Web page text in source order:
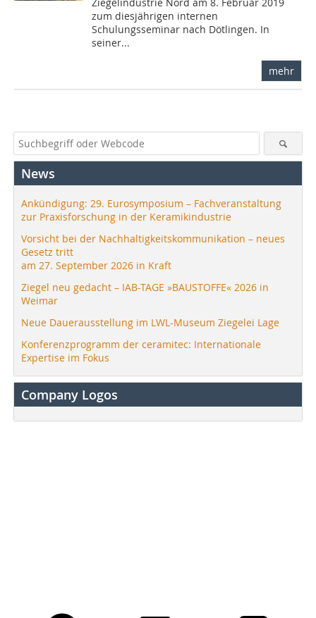
zum diesjährigen internen
Schulungsseminar nach Dötlingen. In
seiner...
mehr
News
Ankündigung: 29. Eurosymposium – Fachveranstaltung
zur Praxisforschung in der Keramikindustrie
Vorsicht bei der Nachhaltigkeitskommunikation – neues
Gesetz tritt
am 27. September 2026 in Kraft
Ziegel neu gedacht – IAB-TAGE »BAUSTOFFE« 2026 in
Weimar
Neue Dauerausstellung im LWL-Museum Ziegelei Lage
Konferenzprogramm der ceramitec: Internationale
Expertise im Fokus
Company Logos